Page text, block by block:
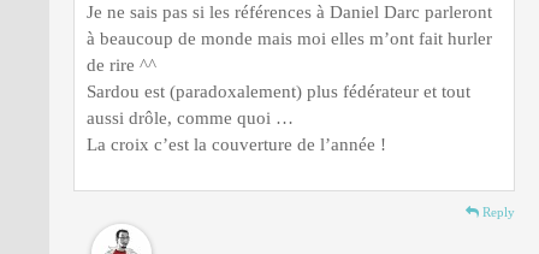
Je ne sais pas si les références à Daniel Darc parleront
à beaucoup de monde mais moi elles m’ont fait hurler
de rire ^^
Sardou est (paradoxalement) plus fédérateur et tout
aussi drôle, comme quoi …
La croix c’est la couverture de l’année !
Reply